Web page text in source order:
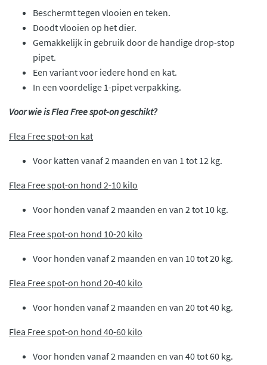
Beschermt tegen vlooien en teken.
Doodt vlooien op het dier.
Gemakkelijk in gebruik door de handige drop-stop
pipet.
Een variant voor iedere hond en kat.
In een voordelige 1-pipet verpakking.
Voor wie is Flea Free spot-on geschikt?
Flea Free spot-on kat
Voor katten vanaf 2 maanden en van 1 tot 12 kg.
Flea Free spot-on hond 2-10 kilo
Voor honden vanaf 2 maanden en van 2 tot 10 kg.
Flea Free spot-on hond 10-20 kilo
Voor honden vanaf 2 maanden en van 10 tot 20 kg.
Flea Free spot-on hond 20-40 kilo
Voor honden vanaf 2 maanden en van 20 tot 40 kg.
Flea Free spot-on hond 40-60 kilo
Voor honden vanaf 2 maanden en van 40 tot 60 kg.